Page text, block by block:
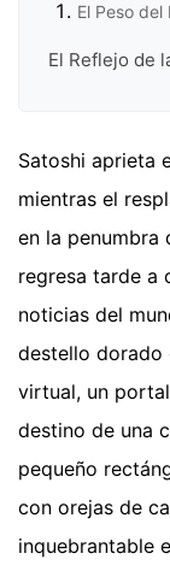
El Peso
El Reflejo de
Satoshi aprieta
mientras el
en la penumbra
regresa tarde a
noticias del
destello dorado
virtual, un
destino de una
pequeño
con orejas de
inquebrantable